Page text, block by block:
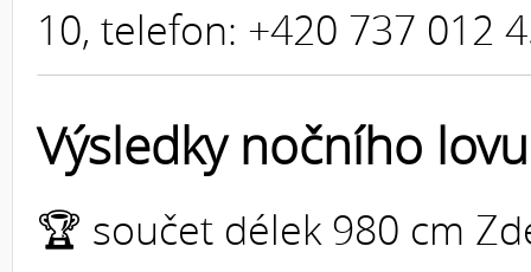
10, telefon: +420 737 012
Výsledky nočního
🏆 součet délek 980 cm